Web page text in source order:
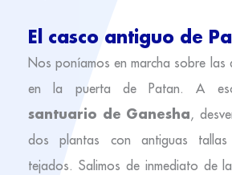
El casco antiguo de
Nos poníamos en marcha sobre las
en la puerta de Patan. A
santuario de Ganesha,
dos plantas con antiguas tallas
tejados. Salimos de inmediato de